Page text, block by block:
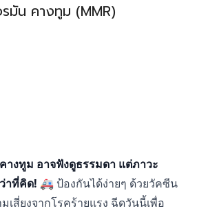
มัน คางทูม (MMR)
างทูม อาจฟังดูธรรมดา แต่ภาวะ
าที่คิด! 🚑 ป้องกันได้ง่ายๆ ด้วยวัคซีน
เสี่ยงจากโรคร้ายแรง ฉีดวันนี้เพื่อ